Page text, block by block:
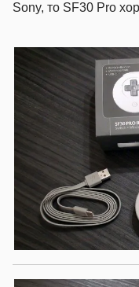
Sony, то SF30 Pro